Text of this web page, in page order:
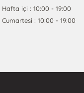
Hafta içi : 10:00 - 19:00
Cumartesi : 10:00 - 19:00